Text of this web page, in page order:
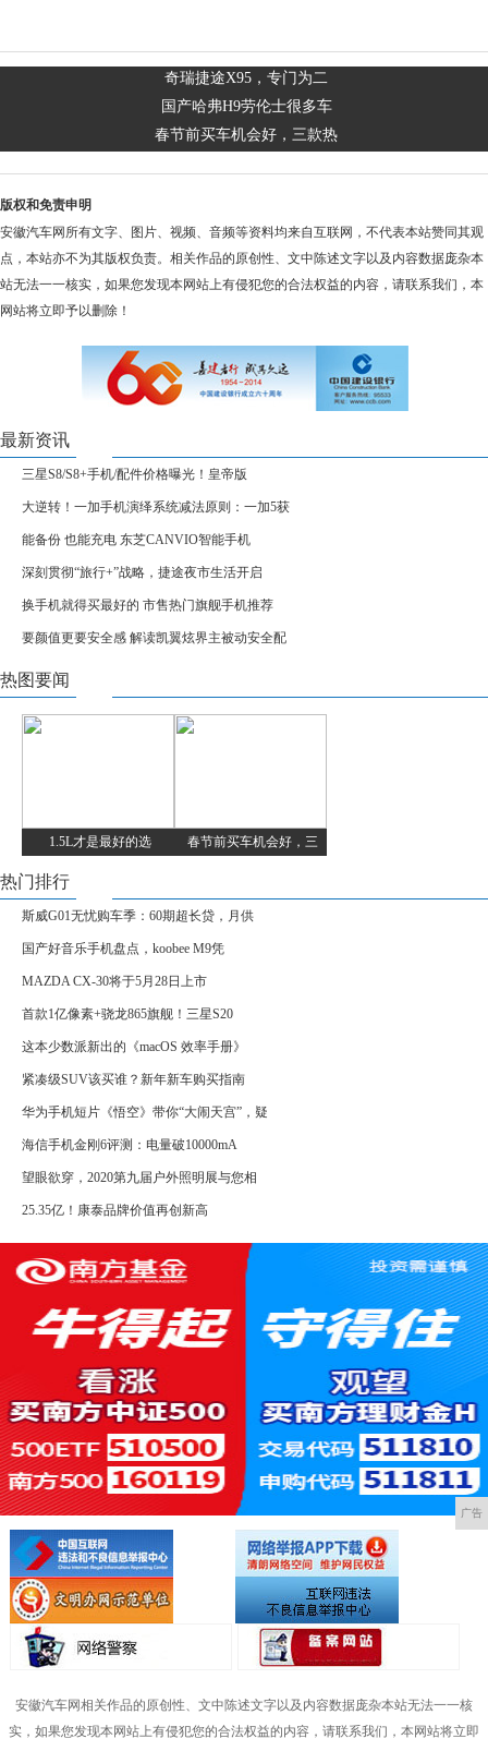
奇瑞捷途X95，专门为二
国产哈弗H9劳伦士很多车
春节前买车机会好，三款热
版权和免责申明
安徽汽车网所有文字、图片、视频、音频等资料均来自互联网，不代表本站赞同其观
点，本站亦不为其版权负责。相关作品的原创性、文中陈述文字以及内容数据庞杂本
站无法一一核实，如果您发现本网站上有侵犯您的合法权益的内容，请联系我们，本
网站将立即予以删除！
最新资讯
三星S8/S8+手机/配件价格曝光！皇帝版
大逆转！一加手机演绎系统减法原则：一加5获
能备份 也能充电 东芝CANVIO智能手机
深刻贯彻“旅行+”战略，捷途夜市生活开启
换手机就得买最好的 市售热门旗舰手机推荐
要颜值更要安全感 解读凯翼炫界主被动安全配
热图要闻
1.5L才是最好的选 春节前买车机会好，三
热门排行
斯威G01无忧购车季：60期超长贷，月供
国产好音乐手机盘点，koobee M9凭
MAZDA CX-30将于5月28日上市
首款1亿像素+骁龙865旗舰！三星S20
这本少数派新出的《macOS 效率手册》
紧凑级SUV该买谁？新年新车购买指南
华为手机短片《悟空》带你“大闹天宫”，疑
海信手机金刚6评测：电量破10000mA
望眼欲穿，2020第九届户外照明展与您相
25.35亿！康泰品牌价值再创新高
广告
安徽汽车网相关作品的原创性、文中陈述文字以及内容数据庞杂本站无法一一核
实，如果您发现本网站上有侵犯您的合法权益的内容，请联系我们，本网站将立即